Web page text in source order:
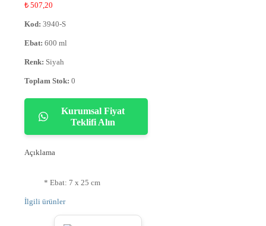
₺ 507,20
Kod: 3940-S
Ebat: 600 ml
Renk: Siyah
Toplam Stok: 0
Kurumsal Fiyat
Teklifi Alın
Açıklama
* Ebat: 7 x 25 cm
İlgili ürünler